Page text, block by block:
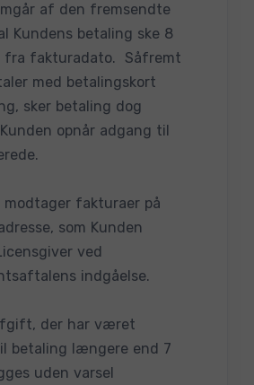
af den fremsendte
Kundens betaling ske 8
fra fakturadato. Såfremt
med betalingskort
sker betaling dog
opnår adgang til
modtager fakturaer på
som Kunden
ved
indgåelse.
der har været
betaling længere end 7
uden varsel